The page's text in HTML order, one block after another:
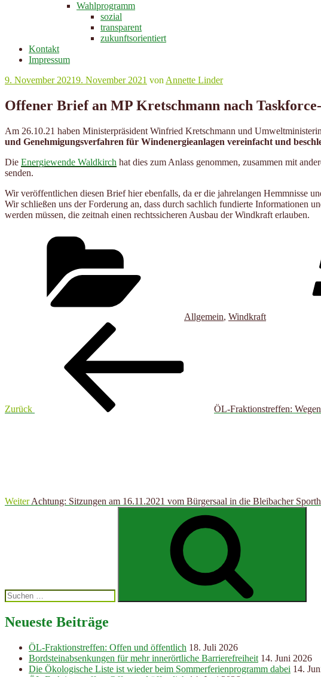
Wahlprogramm
sozial
transparent
zukunftsorientiert
Kontakt
Impressum
Veröffentlicht
9. November 20219. November 2021 von Annette Linder
Offener Brief an MP Kretschmann nach
Am 26.10.21 haben Ministerpräsident Winfried Kretschmann und
und Genehmigungsverfahren für Windenergieanlagen vereinfacht und
Die Energiewende Waldkirch hat dies zum Anlass genommen, zusammen mit
senden.
Wir veröffentlichen diesen Brief hier ebenfalls, da er die jahrelangen Hemmnisse
Wir schließen uns der Forderung an, dass durch sachlich fundierte Informationen
werden müssen, die zeitnah einen rechtssicheren Ausbau der Windkraft erlauben.
Allgemein, Windkraft
Beitragsnavigation
Zurück
ÖL-Fraktionstreffen:
Weiter Achtung: Sitzungen am 16.11.2021 vom Bürgersaal in die Bleibacher
Neueste Beiträge
ÖL-Fraktionstreffen: Offen und öffentlich 18. Juli 2026
Bordsteinabsenkungen für mehr innerörtliche Barrierefreiheit 14. Juni 2026
Die Ökologische Liste ist wieder beim Sommerferienprogramm dabei 14.